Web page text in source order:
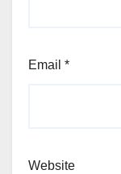
Email *
Website